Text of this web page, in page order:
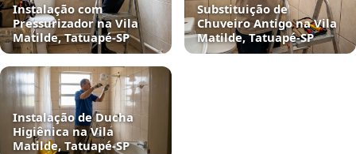
Instalação com
Pressurizador na Vila
Matilde, Tatuapé‑SP
Substituição de
Chuveiro Antigo na Vila
Matilde, Tatuapé‑SP
Instalação de Ducha
Higiênica na Vila
Matilde, Tatuapé‑SP